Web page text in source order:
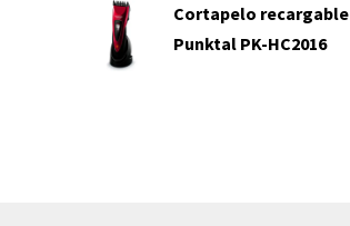
Cortapelo recargable
Punktal PK-HC2016